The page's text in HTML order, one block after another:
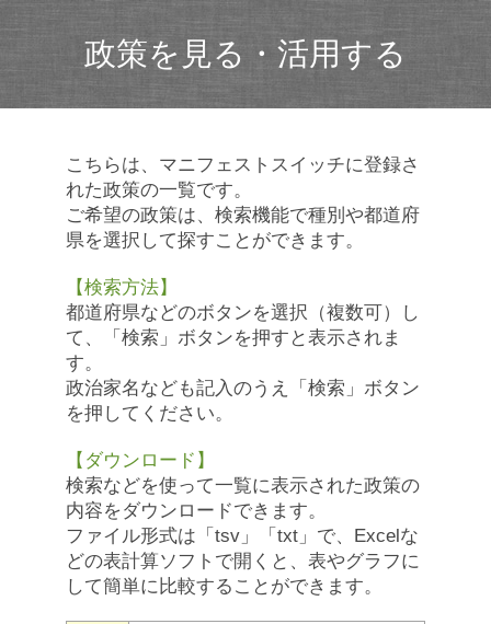
政策を見る・活用する
こちらは、マニフェストスイッチに登録さ
れた政策の一覧です。
ご希望の政策は、検索機能で種別や都道府
県を選択して探すことができます。
【検索方法】
都道府県などのボタンを選択（複数可）し
て、「検索」ボタンを押すと表示されま
す。
政治家名なども記入のうえ「検索」ボタン
を押してください。
【ダウンロード】
検索などを使って一覧に表示された政策の
内容をダウンロードできます。
ファイル形式は「tsv」「txt」で、Excelな
どの表計算ソフトで開くと、表やグラフに
して簡単に比較することができます。